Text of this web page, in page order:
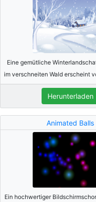
Eine gemütliche
im verschneiten Wald erscheint
Herunterladen
Animated Balls
Ein hochwertiger